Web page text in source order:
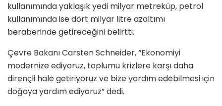
kullanımında yaklaşık yedi milyar metreküp, petrol
kullanımında ise dört milyar litre azaltımı
beraberinde getireceğini belirtti.
Çevre Bakanı Carsten Schneider, “Ekonomiyi
modernize ediyoruz, toplumu krizlere karşı daha
dirençli hale getiriyoruz ve bize yardım edebilmesi için
doğaya yardım ediyoruz” dedi.